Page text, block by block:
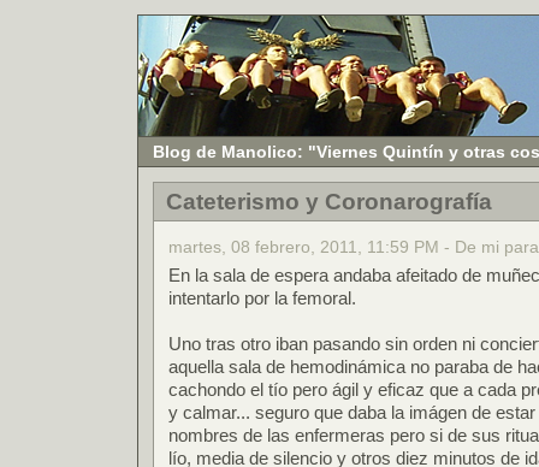
Blog de Manolico: "Viernes Quintín y otras
Cateterismo y Coronarografía
martes, 08 febrero, 2011, 11:59 PM - De mi
En la sala de espera andaba afeitado de
intentarlo por la femoral.
Uno tras otro iban pasando sin orden ni
aquella sala de hemodinámica no paraba de
cachondo el tío pero ágil y eficaz que a cada
y calmar... seguro que daba la imágen de
nombres de las enfermeras pero si de sus
lío, media de silencio y otros diez minutos de